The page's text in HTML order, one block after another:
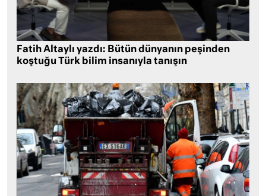
Fatih Altaylı yazdı: Bütün dünyanın peşinden
koştuğu Türk bilim insanıyla tanışın